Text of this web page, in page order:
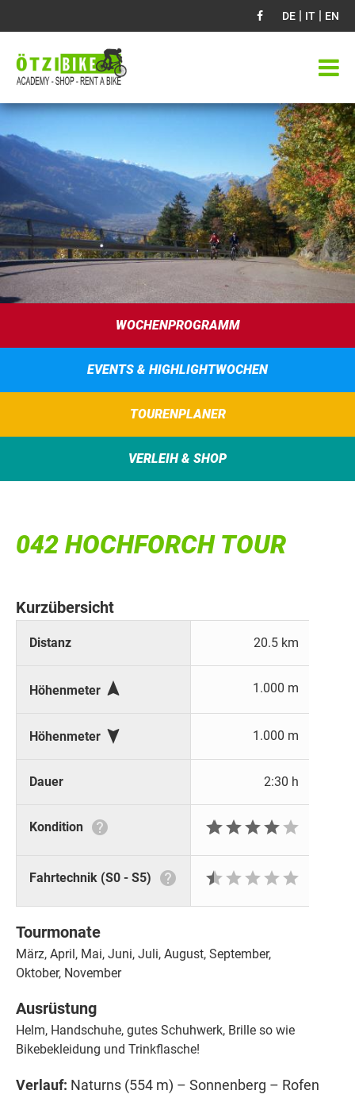
DE | IT | EN
WOCHENPROGRAMM
EVENTS & HIGHLIGHTWOCHEN
TOURENPLANER
VERLEIH & SHOP
042 HOCHFORCH TOUR
Kurzübersicht
Distanz 20.5 km
Höhenmeter  1.000 m
Höhenmeter  1.000 m
Dauer 2:30 h
Kondition  

Fahrtechnik (S0 - S5)  

Tourmonate
März, April, Mai, Juni, Juli, August, September,
Oktober, November
Ausrüstung
Helm, Handschuhe, gutes Schuhwerk, Brille so wie
Bikebekleidung und Trinkflasche!
Verlauf: Naturns (554 m) – Sonnenberg – Rofen